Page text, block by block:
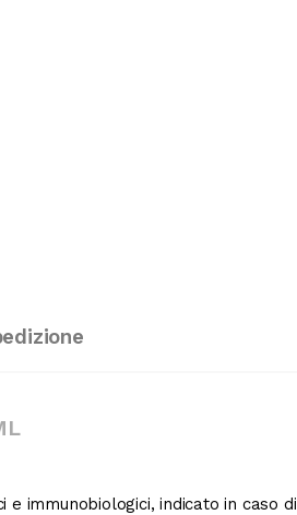
immunobiologici, indicato in caso di